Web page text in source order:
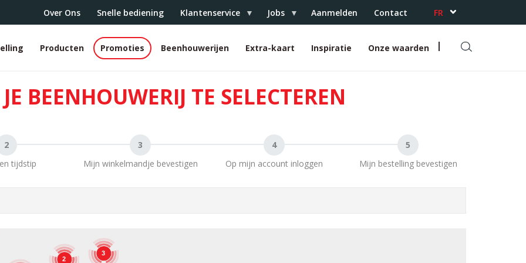
Over Ons Snelle bediening Klantenservice Jobs Aanmelden Contact FR
Producten Promoties Beenhouwerijen Extra-kaart Inspiratie Onze waarden
R
BEENHOUWERIJ TE SELECTEREN
tijdstip Mijn winkelmandje bevestigen Op mijn account inloggen Mijn bestelling bevestigen
3
2